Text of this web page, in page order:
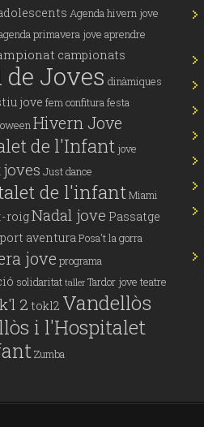
Agenda hivern jove
primavera jove aprendre
campionats
de Joves dinàmiques
jove fem confitura festa
Hivern Jove
de l'Infant jove
joves Just dance
de l'infant Miami
roigNadal jove Passatge
port aventura Posa't la gorra
jove programa
solidaritat taller Tardor jove teatre
2 tokl2 Vandellòs
i l'Hospitalet
Zumba